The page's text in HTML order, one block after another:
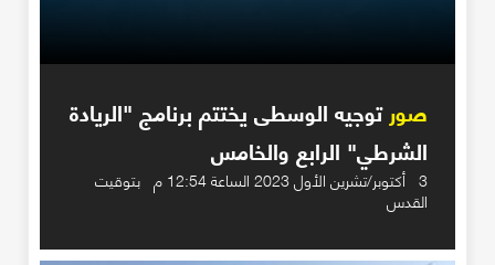
صورتوجيه الوسطى يختتم برنامج "الريادة
الشرطي" الرابع والخامس
3 أكتوبر/تشرين الأول 2023 الساعة 12:54 م بتوقيت
القدس